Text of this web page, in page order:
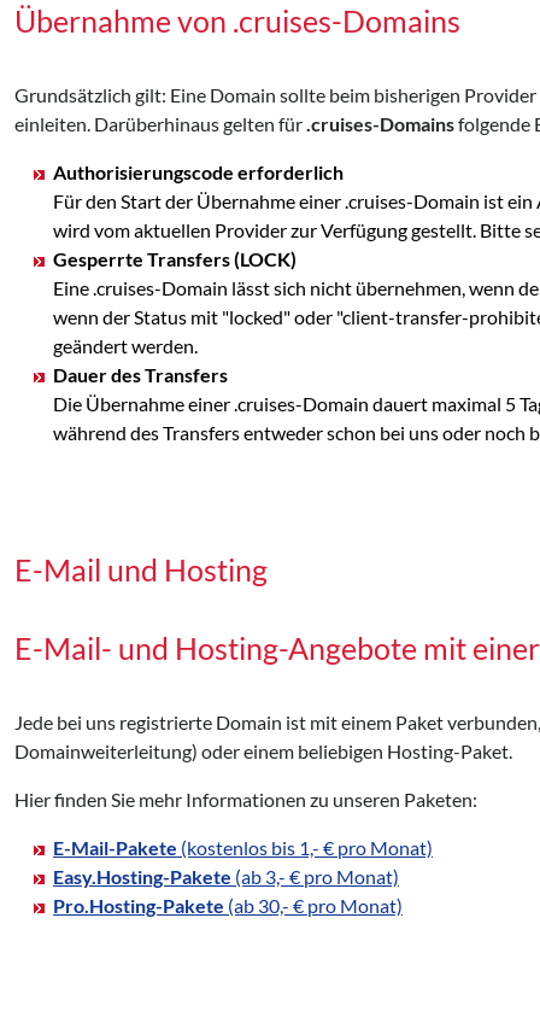
Übernahme von .cruises-Domains
Grundsätzlich gilt: Eine Domain sollte beim bisherigen
einleiten. Darüberhinaus gelten für .cruises-Domainsfolgende
Authorisierungscode erforderlich
Für den Start der Übernahme einer .cruises-Domain ist
wird vom aktuellen Provider zur Verfügung gestellt. Bitte
Gesperrte Transfers (LOCK)
Eine .cruises-Domain lässt sich nicht übernehmen, wenn
wenn der Status mit "locked" oder "client-transfer-
geändert werden.
Dauer des Transfers
Die Übernahme einer .cruises-Domain dauert maximal 5
während des Transfers entweder schon bei uns oder noch
E-Mail und Hosting
E-Mail- und Hosting-Angebote mit
Jede bei uns registrierte Domain ist mit einem Paket
Domainweiterleitung) oder einem beliebigen Hosting-Paket.
Hier finden Sie mehr Informationen zu unseren Paketen:
E-Mail-Pakete (kostenlos bis 1,- € pro Monat)
Easy.Hosting-Pakete (ab 3,- € pro Monat)
Pro.Hosting-Pakete (ab 30,- € pro Monat)